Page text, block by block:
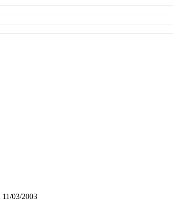
03/2003